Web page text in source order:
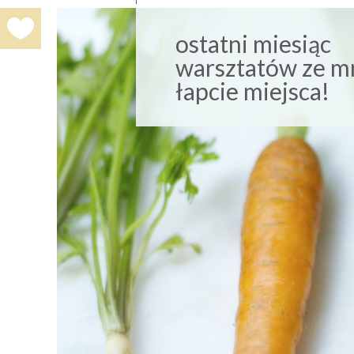
ostatni miesiąc
warsztatów ze
łapcie miejsca!